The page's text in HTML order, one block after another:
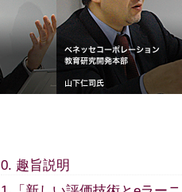
0. 趣旨説明